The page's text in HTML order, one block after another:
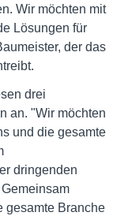
Wir möchten mit
Lösungen für
der das
drei
an. "Wir möchten
und die gesamte
dringenden
gesamte Branche